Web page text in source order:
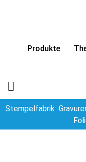
Produkte
Stempelfabrik